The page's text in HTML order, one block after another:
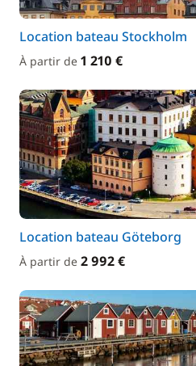
Location bateau Stockholm
À partir de 1 210 €
Location bateau Göteborg
À partir de 2 992 €